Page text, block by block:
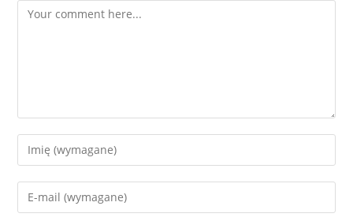
Comment
Enter
your
name
Enter
your